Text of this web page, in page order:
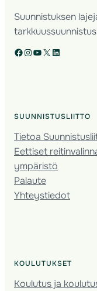
Suunnistuksen
Facebook Instagram YouTube X LinkedIn
SUUNNISTUSLIITTO
Tietoa
Eettiset
ympäristö
Palaute
Yhteystiedot
KOULUTUKSET
Koulutus ja